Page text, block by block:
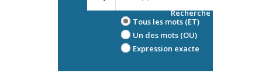
Tous les mots (ET)
Un des mots (OU)
Expression exacte
Recherche avancée